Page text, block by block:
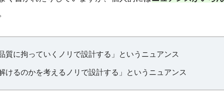
質に拘っていくノリで設計する」というニュアンス
けるのかを考えるノリで設計する」というニュアンス